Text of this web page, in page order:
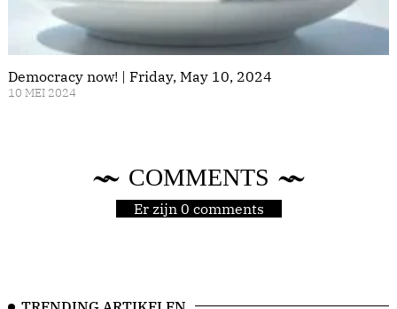
Democracy now! | Friday, May 10, 2024
10 MEI 2024
COMMENTS
Er zijn 0 comments